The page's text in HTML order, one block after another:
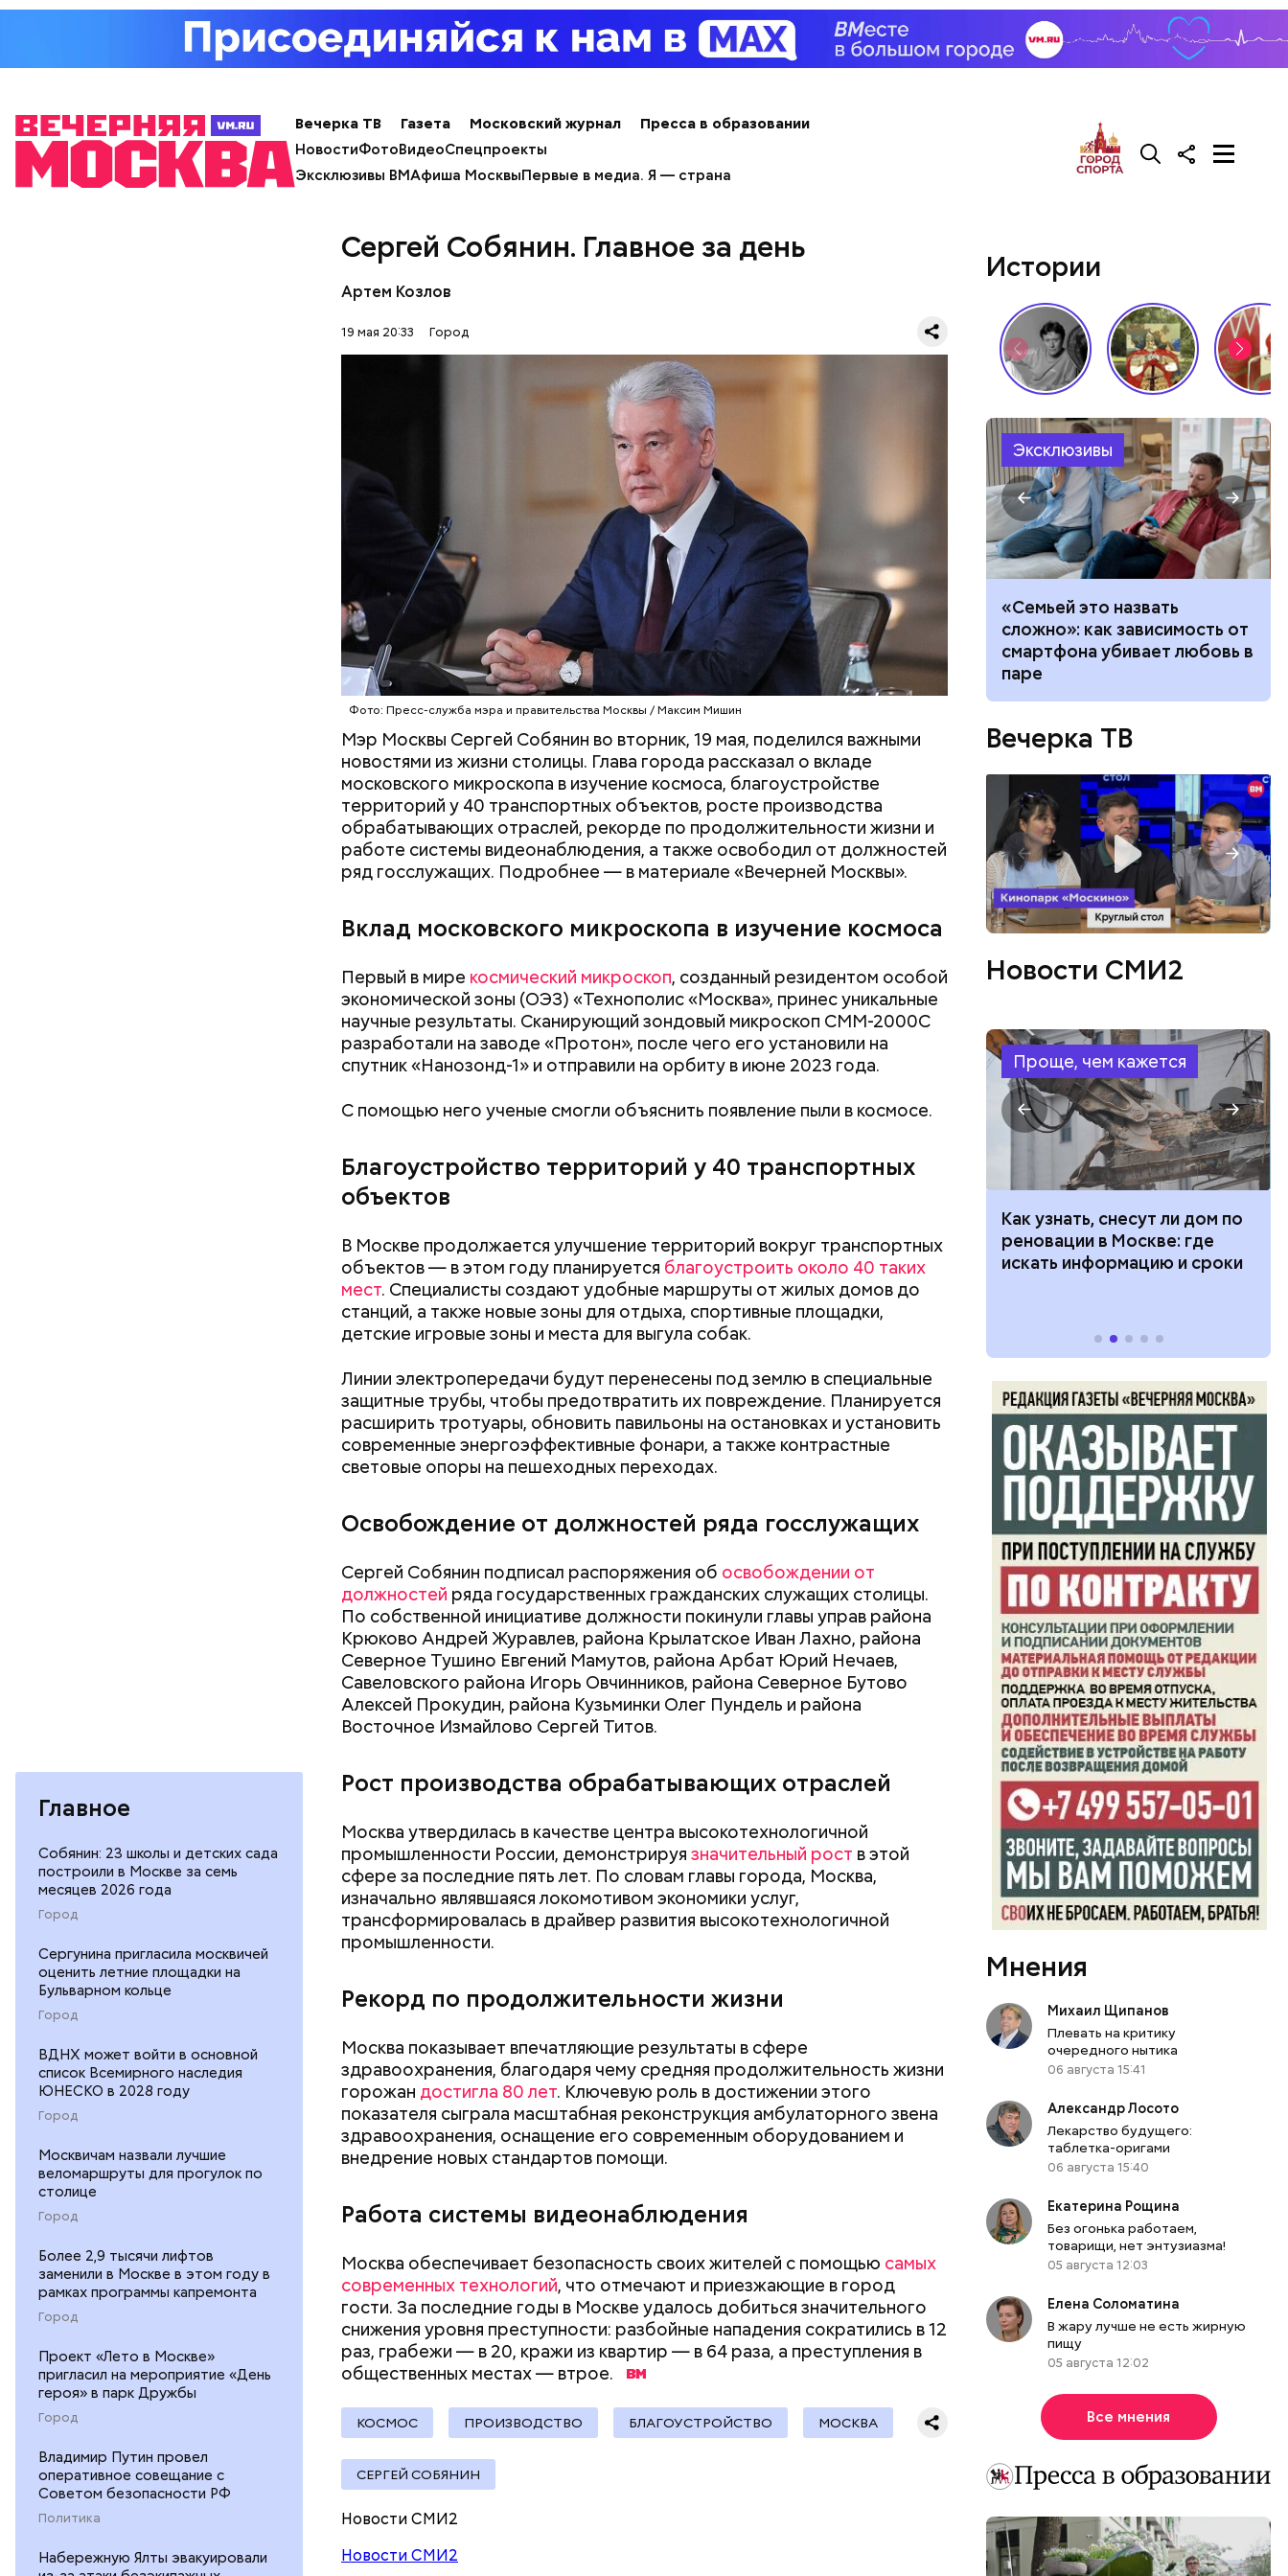
Вечерка ТВ Газета Московский журнал
Пресса в образовании
НовостиФотоВидеоСпецпроекты
Эксклюзивы ВМАфиша МосквыПервые в медиа. Я — страна
Главное
Собянин: 23 школы и детских сада
построили в Москве за семь
месяцев 2026 года
Город
Сергунина пригласила москвичей
оценить летние площадки на
Бульварном кольце
Город
ВДНХ может войти в основной
список Всемирного наследия
ЮНЕСКО в 2028 году
Город
Москвичам назвали лучшие
веломаршруты для прогулок по
столице
Город
Более 2,9 тысячи лифтов
заменили в Москве в этом году в
рамках программы капремонта
Город
Проект «Лето в Москве»
пригласил на мероприятие «День
героя» в парк Дружбы
Город
Владимир Путин провел
оперативное совещание с
Советом безопасности РФ
Политика
Набережную Ялты эвакуировали
Сергей Собянин. Главное за день
Артем Козлов
19 мая 20:33 Город
Фото: Пресс-служба мэра и правительства Москвы / Максим Мишин
Мэр Москвы Сергей Собянин во вторник, 19 мая, поделился важными
новостями из жизни столицы. Глава города рассказал о вкладе
московского микроскопа в изучение космоса, благоустройстве
территорий у 40 транспортных объектов, росте производства
обрабатывающих отраслей, рекорде по продолжительности жизни и
работе системы видеонаблюдения, а также освободил от должностей
ряд госслужащих. Подробнее — в материале «Вечерней Москвы».
Вклад московского микроскопа в изучение космоса
Первый в мире космический микроскоп, созданный резидентом особой
экономической зоны (ОЭЗ) «Технополис «Москва», принес уникальные
научные результаты. Сканирующий зондовый микроскоп СММ-2000С
разработали на заводе «Протон», после чего его установили на
спутник «Нанозонд-1» и отправили на орбиту в июне 2023 года.
С помощью него ученые смогли объяснить появление пыли в космосе.
Благоустройство территорий у 40 транспортных
объектов
В Москве продолжается улучшение территорий вокруг транспортных
объектов — в этом году планируется благоустроить около 40 таких
мест. Специалисты создают удобные маршруты от жилых домов до
станций, а также новые зоны для отдыха, спортивные площадки,
детские игровые зоны и места для выгула собак.
Линии электропередачи будут перенесены под землю в специальные
защитные трубы, чтобы предотвратить их повреждение. Планируется
расширить тротуары, обновить павильоны на остановках и установить
современные энергоэффективные фонари, а также контрастные
световые опоры на пешеходных переходах.
Освобождение от должностей ряда госслужащих
Сергей Собянин подписал распоряжения об освобождении от
должностей ряда государственных гражданских служащих столицы.
По собственной инициативе должности покинули главы управ района
Крюково Андрей Журавлев, района Крылатское Иван Лахно, района
Северное Тушино Евгений Мамутов, района Арбат Юрий Нечаев,
Савеловского района Игорь Овчинников, района Северное Бутово
Алексей Прокудин, района Кузьминки Олег Пундель и района
Восточное Измайлово Сергей Титов.
Рост производства обрабатывающих отраслей
Москва утвердилась в качестве центра высокотехнологичной
промышленности России, демонстрируя значительный рост в этой
сфере за последние пять лет. По словам главы города, Москва,
изначально являвшаяся локомотивом экономики услуг,
трансформировалась в драйвер развития высокотехнологичной
промышленности.
Рекорд по продолжительности жизни
Москва показывает впечатляющие результаты в сфере
здравоохранения, благодаря чему средняя продолжительность жизни
горожан достигла 80 лет. Ключевую роль в достижении этого
показателя сыграла масштабная реконструкция амбулаторного звена
здравоохранения, оснащение его современным оборудованием и
внедрение новых стандартов помощи.
Работа системы видеонаблюдения
Москва обеспечивает безопасность своих жителей с помощью самых
современных технологий, что отмечают и приезжающие в город
гости. За последние годы в Москве удалось добиться значительного
снижения уровня преступности: разбойные нападения сократились в 12
раз, грабежи — в 20, кражи из квартир — в 64 раза, а преступления в
общественных местах — втрое.
КОСМОС ПРОИЗВОДСТВО БЛАГОУСТРОЙСТВО МОСКВА
СЕРГЕЙ СОБЯНИН
Новости СМИ2
Новости СМИ2
Кроме того, сейчас специалисты проводят комплексную
улице.
— С 2011 года в Москве построили 1250 объектов инфраструктуры:
734 здания школ и детских садов, 187 зданий здравоохранения, 240
спортивных пространств и 90 объектов культуры, — написал Собянин
6 августа мэр Москвы также открыл Ситуационный центр
победителям ежегодного конкурса «Лучший реализованный проект в
области строительства».
Помимо этого, строительство образовательного комплекса на 1050
учеников стартовало в Молжаниновском районе.Новая школа
расположится на 2-й улице Новоселки в составе жилого комплекса.
Истории
Эксклюзивы
Вода за 10 тысяч: поможет ли
японский напиток сбросить
лишний вес
Не трясти и не рубить: как
убрать с участка борщевик и
чем засеять почву
«Семьей это назвать
сложно»: как зависимость от
смартфона убивает любовь в
паре
Вечерка ТВ
Новости СМИ2
Проще, чем кажется
не получить штраф
рублей от государства при
трудной ситуации: кто может
претендовать и какие нужны
документы
Как узнать, снесут ли дом по
реновации в Москве: где
искать информацию и сроки
Мнения
Михаил Щипанов
Плевать на критику
очередного нытика
06 августа 15:41
Александр Лосото
Лекарство будущего:
таблетка-оригами
06 августа 15:40
Екатерина Рощина
Без огонька работаем,
товарищи, нет энтузиазма!
05 августа 12:03
Елена Соломатина
В жару лучше не есть жирную
пищу
05 августа 12:02
Все мнения